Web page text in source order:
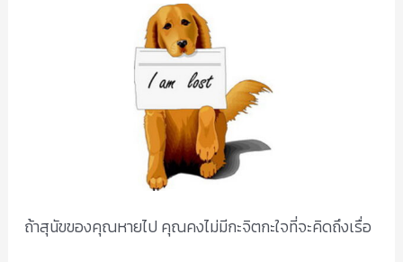
ถ้าสุนัขของคุณหายไป คุณคงไม่มีกะจิตกะใจที่จะคิดถึงเรื่อ